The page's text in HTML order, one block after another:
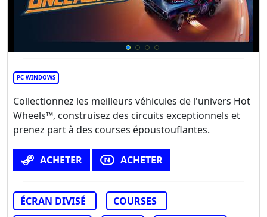
PC WINDOWS
Collectionnez les meilleurs véhicules de l'univers Hot
Wheels™, construisez des circuits exceptionnels et
prenez part à des courses époustouflantes.
ACHETER ACHETER
ÉCRAN DIVISÉ
COURSES